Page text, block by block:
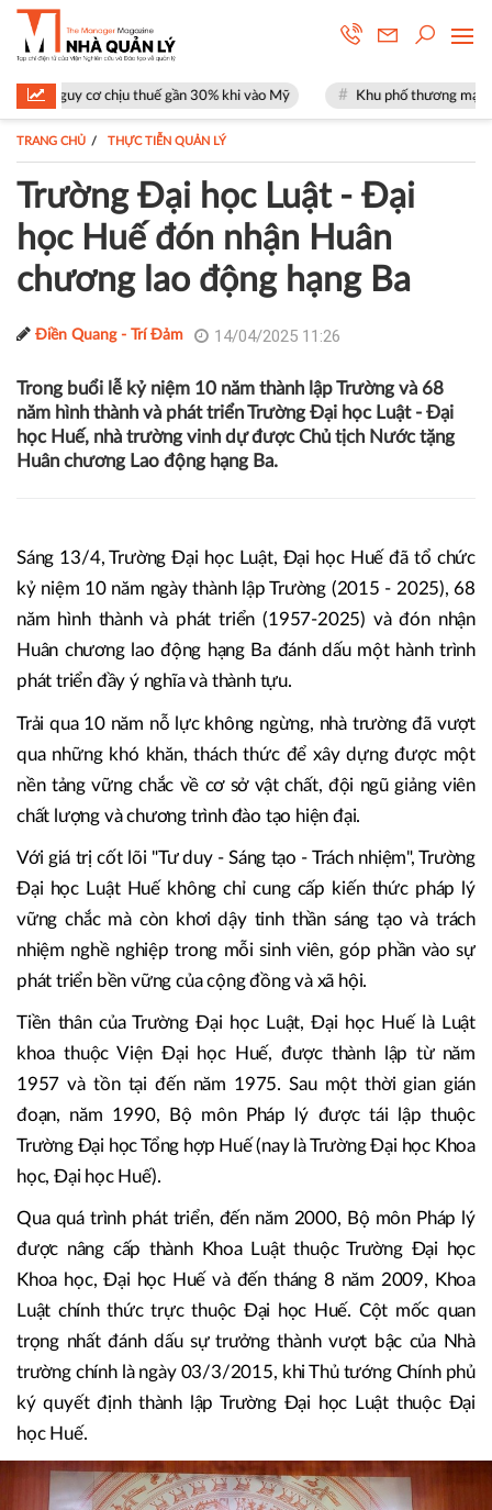
thuế gần 30% khi vào Mỹ Khu phố thương mại SOHO tại The
TRANG CHỦ THỰC TIỄN QUẢN LÝ
Trường Đại học Luật - Đại
học Huế đón nhận Huân
chương lao động hạng Ba
Điền Quang - Trí Đảm 14/04/2025 11:26
Trong buổi lễ kỷ niệm 10 năm thành lập Trường và 68
năm hình thành và phát triển Trường Đại học Luật - Đại
học Huế, nhà trường vinh dự được Chủ tịch Nước tặng
Huân chương Lao động hạng Ba.
Sáng 13/4, Trường Đại học Luật, Đại học Huế đã tổ chức
kỷ niệm 10 năm ngày thành lập Trường (2015 - 2025), 68
năm hình thành và phát triển (1957-2025) và đón nhận
Huân chương lao động hạng Ba đánh dấu một hành trình
phát triển đầy ý nghĩa và thành tựu.
Trải qua 10 năm nỗ lực không ngừng, nhà trường đã vượt
qua những khó khăn, thách thức để xây dựng được một
nền tảng vững chắc về cơ sở vật chất, đội ngũ giảng viên
chất lượng và chương trình đào tạo hiện đại.
Với giá trị cốt lõi "Tư duy - Sáng tạo - Trách nhiệm", Trường
Đại học Luật Huế không chỉ cung cấp kiến thức pháp lý
vững chắc mà còn khơi dậy tinh thần sáng tạo và trách
nhiệm nghề nghiệp trong mỗi sinh viên, góp phần vào sự
phát triển bền vững của cộng đồng và xã hội.
Tiền thân của Trường Đại học Luật, Đại học Huế là Luật
khoa thuộc Viện Đại học Huế, được thành lập từ năm
1957 và tồn tại đến năm 1975. Sau một thời gian gián
đoạn, năm 1990, Bộ môn Pháp lý được tái lập thuộc
Trường Đại học Tổng hợp Huế (nay là Trường Đại học Khoa
học, Đại học Huế).
Qua quá trình phát triển, đến năm 2000, Bộ môn Pháp lý
được nâng cấp thành Khoa Luật thuộc Trường Đại học
Khoa học, Đại học Huế và đến tháng 8 năm 2009, Khoa
Luật chính thức trực thuộc Đại học Huế. Cột mốc quan
trọng nhất đánh dấu sự trưởng thành vượt bậc của Nhà
trường chính là ngày 03/3/2015, khi Thủ tướng Chính phủ
ký quyết định thành lập Trường Đại học Luật thuộc Đại
học Huế.